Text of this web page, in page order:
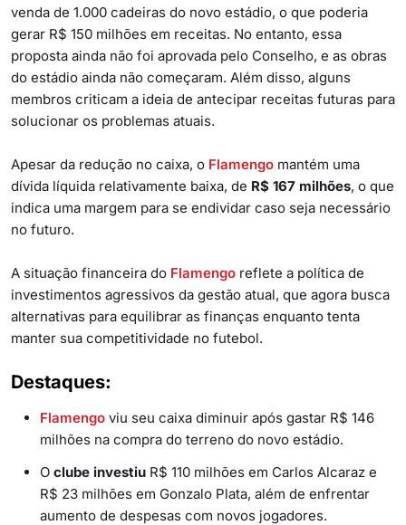
venda de 1.000 cadeiras do novo estádio, o que poderia
gerar R$ 150 milhões em receitas. No entanto, essa
proposta ainda não foi aprovada pelo Conselho, e as obras
do estádio ainda não começaram. Além disso, alguns
membros criticam a ideia de antecipar receitas futuras para
solucionar os problemas atuais.
Apesar da redução no caixa, o Flamengo mantém uma
dívida líquida relativamente baixa, de R$ 167 milhões, o que
indica uma margem para se endividar caso seja necessário
no futuro.
A situação financeira do Flamengo reflete a política de
investimentos agressivos da gestão atual, que agora busca
alternativas para equilibrar as finanças enquanto tenta
manter sua competitividade no futebol.
Destaques:
Flamengo viu seu caixa diminuir após gastar R$ 146
milhões na compra do terreno do novo estádio.
O clube investiu R$ 110 milhões em Carlos Alcaraz e
R$ 23 milhões em Gonzalo Plata, além de enfrentar
aumento de despesas com novos jogadores.